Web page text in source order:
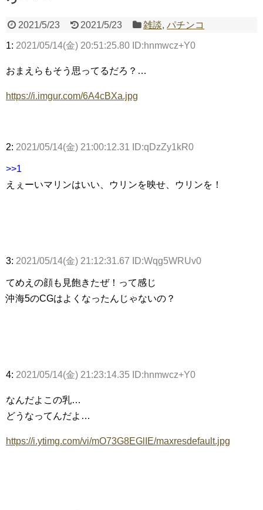
Powered by livedoor 相互RSS
2021/5/23 2021/5/23 雑談,パチンコ
1: 2021/05/14(金) 20:51:25.80 ID:hnmwcz+Y0
おまえらもそう思ってるだろ？…
https://i.imgur.com/6A4cBXa.jpg
2: 2021/05/14(金) 21:00:12.31 ID:qDzZy1kR0
>>1
えぇーいマリンはいい、ウリンを映せ、ウリンを！
3: 2021/05/14(金) 21:12:31.67 ID:Wqg5WRUv0
てめえの顔も見飽きたぜ！って感じ
沖海5のCGはよくなったんじゃないの？
4: 2021/05/14(金) 21:23:14.35 ID:hnmwcz+Y0
なんだよこの乳…
どうなってんだよ…
https://i.ytimg.com/vi/mO73G8EGlIE/maxresdefault.jpg